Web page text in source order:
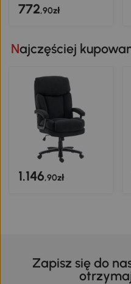
772,90zł
Najczęściej
1.146,90zł
Zapisz się do